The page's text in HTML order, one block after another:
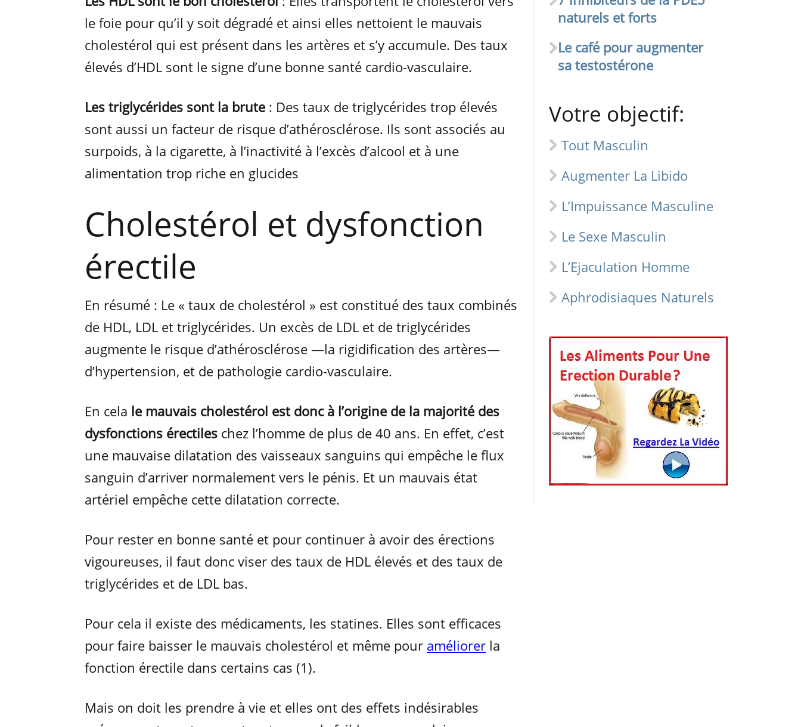
le foie pour qu’il y soit dégradé et ainsi elles nettoient le mauvais
cholestérol qui est présent dans les artères et s’y accumule. Des taux
élevés d’HDL sont le signe d’une bonne santé cardio-vasculaire.
Les triglycérides sont la brute : Des taux de triglycérides trop élevés
sont aussi un facteur de risque d’athérosclérose. Ils sont associés au
surpoids, à la cigarette, à l’inactivité à l’excès d’alcool et à une
alimentation trop riche en glucides
Cholestérol et dysfonction
érectile
En résumé : Le « taux de cholestérol » est constitué des taux combinés
de HDL, LDL et triglycérides. Un excès de LDL et de triglycérides
augmente le risque d’athérosclérose —la rigidification des artères—
d’hypertension, et de pathologie cardio-vasculaire.
En cela le mauvais cholestérol est donc à l’origine de la majorité des
dysfonctions érectiles chez l’homme de plus de 40 ans. En effet, c’est
une mauvaise dilatation des vaisseaux sanguins qui empêche le flux
sanguin d’arriver normalement vers le pénis. Et un mauvais état
artériel empêche cette dilatation correcte.
Pour rester en bonne santé et pour continuer à avoir des érections
vigoureuses, il faut donc viser des taux de HDL élevés et des taux de
triglycérides et de LDL bas.
Pour cela il existe des médicaments, les statines. Elles sont efficaces
pour faire baisser le mauvais cholestérol et même pour améliorer la
fonction érectile dans certains cas (1).
Mais on doit les prendre à vie et elles ont des effets indésirables
naturels et forts
Le café pour augmenter
sa testostérone
Votre objectif:
Tout Masculin
Augmenter La Libido
L’Impuissance Masculine
Le Sexe Masculin
L’Ejaculation Homme
Aphrodisiaques Naturels